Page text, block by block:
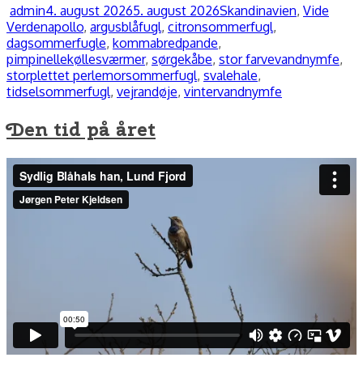
Forfatter
adminUdgivet
4. august 20265. august 2026Kategorier
Skandinavien, Vide
VerdenTags
apollo, argusblåfugl, citronsommerfugl,
dagsommerfugle, kommabredpande,
pimpinellekøllesværmer, sørgekåbe, stor farvevandnymfe,
storplettet perlemorsommerfugl, svalehale,
tidselsommerfugl, vejrandøje, vintervandnymfe
Den tid på året